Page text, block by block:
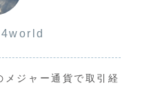
ジャー通貨で取引経